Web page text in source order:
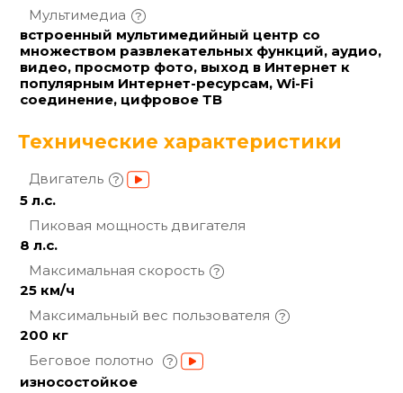
Мультимедиа
встроенный мультимедийный центр со
множеством развлекательных функций, аудио,
видео, просмотр фото, выход в Интернет к
популярным Интернет-ресурсам, Wi-Fi
соединение, цифровое ТВ
Технические характеристики
Двигатель
5 л.с.
Пиковая мощность двигателя
8 л.с.
Максимальная скорость
25 км/ч
Максимальный вес пользователя
200 кг
Беговое полотно
износостойкое